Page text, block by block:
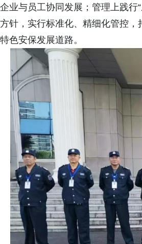
企业与员工协同发展；管理上践行
方针，实行标准化、精细化管控
特色安保发展道路。